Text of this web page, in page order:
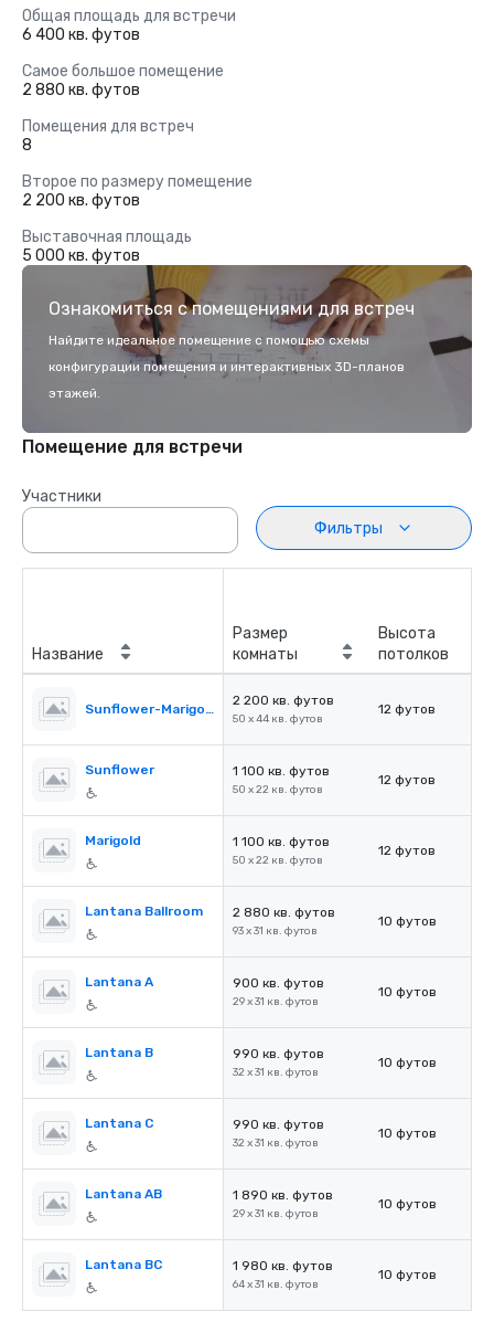
Общая площадь для встречи
6 400 кв. футов
Самое большое помещение
2 880 кв. футов
Помещения для встреч
8
Второе по размеру помещение
2 200 кв. футов
Выставочная площадь
5 000 кв. футов
Ознакомиться с помещениями для встреч
Найдите идеальное помещение с помощью схемы
конфигурации помещения и интерактивных 3D-планов
этажей.
Помещение для встречи
Участники
Фильтры
Название
Размер
комнаты
Высота
потолков
Sunflower-Marigold Ballroom
2 200 кв. футов
50 x 44 кв. футов
12 футов
Sunflower 1 100 кв. футов
50 x 22 кв. футов
12 футов
Marigold 1 100 кв. футов
50 x 22 кв. футов
12 футов
Lantana Ballroom 2 880 кв. футов
93 x 31 кв. футов
10 футов
Lantana A 900 кв. футов
29 x 31 кв. футов
10 футов
Lantana B 990 кв. футов
32 x 31 кв. футов
10 футов
Lantana C 990 кв. футов
32 x 31 кв. футов
10 футов
Lantana AB 1 890 кв. футов
29 x 31 кв. футов
10 футов
Lantana BC 1 980 кв. футов
64 x 31 кв. футов
10 футов